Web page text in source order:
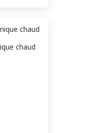
chaud